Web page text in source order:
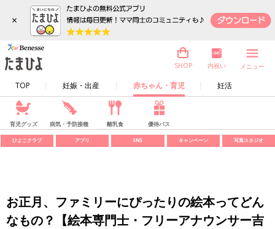
×
TOP 妊娠・出産 赤ちゃん・育児 妊活
SHOP 内祝い メニュー
育児グッズ 病気・予防接種 離乳食 優待パス
ひよこクラブ アプリ SNS キャンペーン 写真スタジオ
お正月、ファミリーにぴったりの絵本ってどん
なもの？【絵本専門士・フリーアナウンサー吉